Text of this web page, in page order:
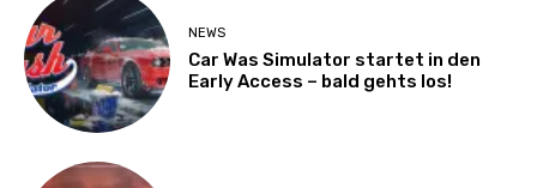
NEWS
Car Was Simulator startet in den
Early Access – bald gehts los!